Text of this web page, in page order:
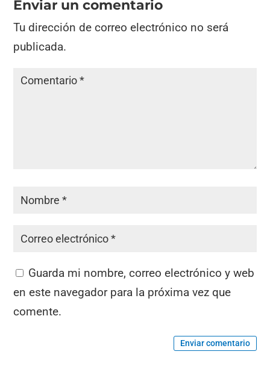
Enviar un comentario
Tu dirección de correo electrónico no será
publicada.
Guarda mi nombre, correo electrónico y web
en este navegador para la próxima vez que
comente.
Enviar comentario